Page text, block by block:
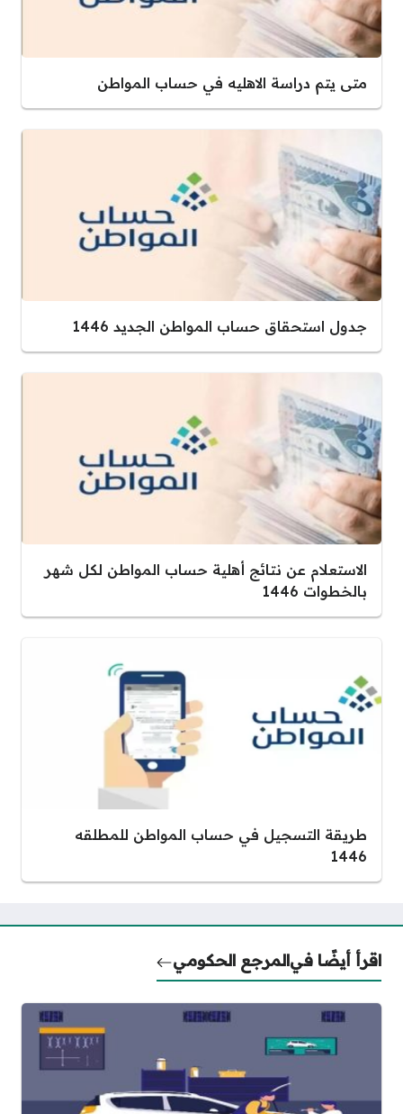
متى يتم دراسة الاهليه في حساب المواطن
جدول استحقاق حساب المواطن الجديد 1446
الاستعلام عن نتائج أهلية حساب المواطن لكل شهر
بالخطوات 1446
طريقة التسجيل في حساب المواطن للمطلقه
1446
اقرأ أيضًا فيالمرجع الحكومي